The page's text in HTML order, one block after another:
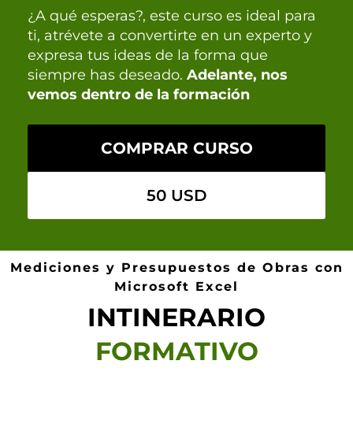
¿A qué esperas?, este curso es ideal para
ti, atrévete a convertirte en un experto y
expresa tus ideas de la forma que
siempre has deseado. Adelante, nos
vemos dentro de la formación
COMPRAR CURSO
50 USD
Mediciones y Presupuestos de Obras con
Microsoft Excel
INTINERARIO
FORMATIVO